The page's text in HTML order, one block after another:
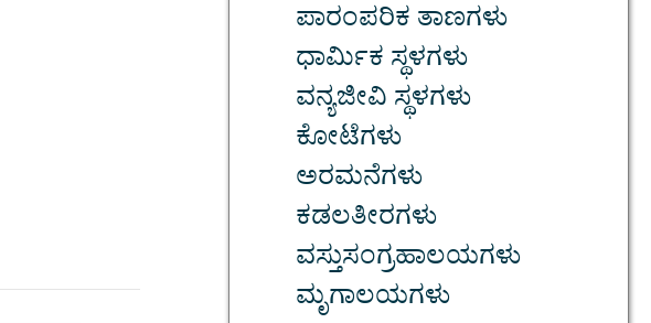
ಪಾರಂಪರಿಕ ತಾಣಗಳು
ಧಾರ್ಮಿಕ ಸ್ಥಳಗಳು
ವನ್ಯಜೀವಿ ಸ್ಥಳಗಳು
ಕೋಟೆಗಳು
ಅರಮನೆಗಳು
ಕಡಲತೀರಗಳು
ವಸ್ತುಸಂಗ್ರಹಾಲಯಗಳು
ಮೃಗಾಲಯಗಳು